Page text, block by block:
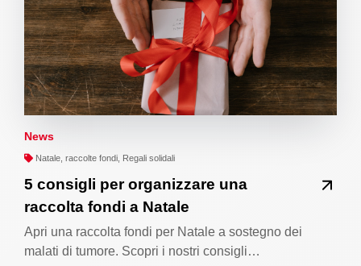
News
Natale, raccolte fondi, Regali solidali
5 consigli per organizzare una
raccolta fondi a Natale
Apri una raccolta fondi per Natale a sostegno dei
malati di tumore. Scopri i nostri consigli…